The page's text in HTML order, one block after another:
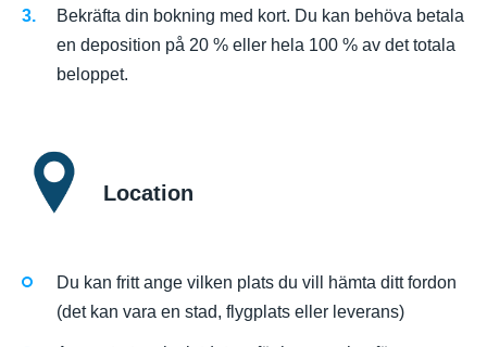
Bekräfta din bokning med kort. Du kan behöva betala
en deposition på 20 % eller hela 100 % av det totala
beloppet.
Location
Du kan fritt ange vilken plats du vill hämta ditt fordon
(det kan vara en stad, flygplats eller leverans)